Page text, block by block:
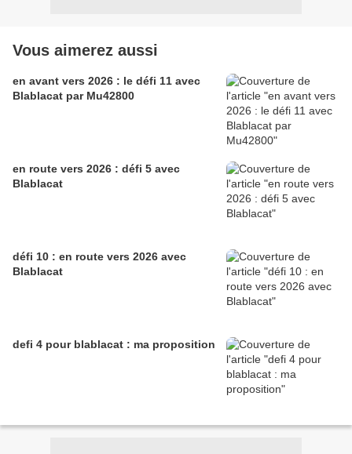
Vous aimerez aussi
en avant vers 2026 : le défi 11 avec
Blablacat par Mu42800
en route vers 2026 : défi 5 avec
Blablacat
défi 10 : en route vers 2026 avec
Blablacat
defi 4 pour blablacat : ma proposition